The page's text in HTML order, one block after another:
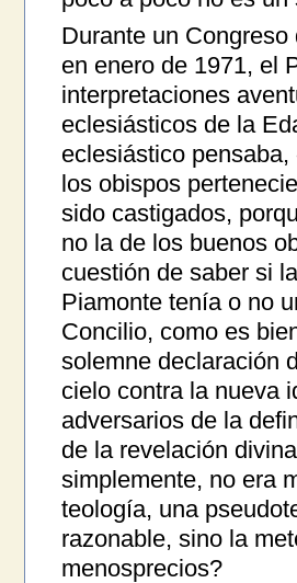
Durante un
en enero de 1971, el
interpretaciones
eclesiásticos de la
eclesiástico
los obispos
sido castigados,
no la de los buenos
cuestión de saber si
Piamonte tenía o no
Concilio, como es
solemne declaración
cielo contra la nueva
adversarios de la
de la revelación
simplemente, no era
teología, una
razonable, sino la
menosprecios?